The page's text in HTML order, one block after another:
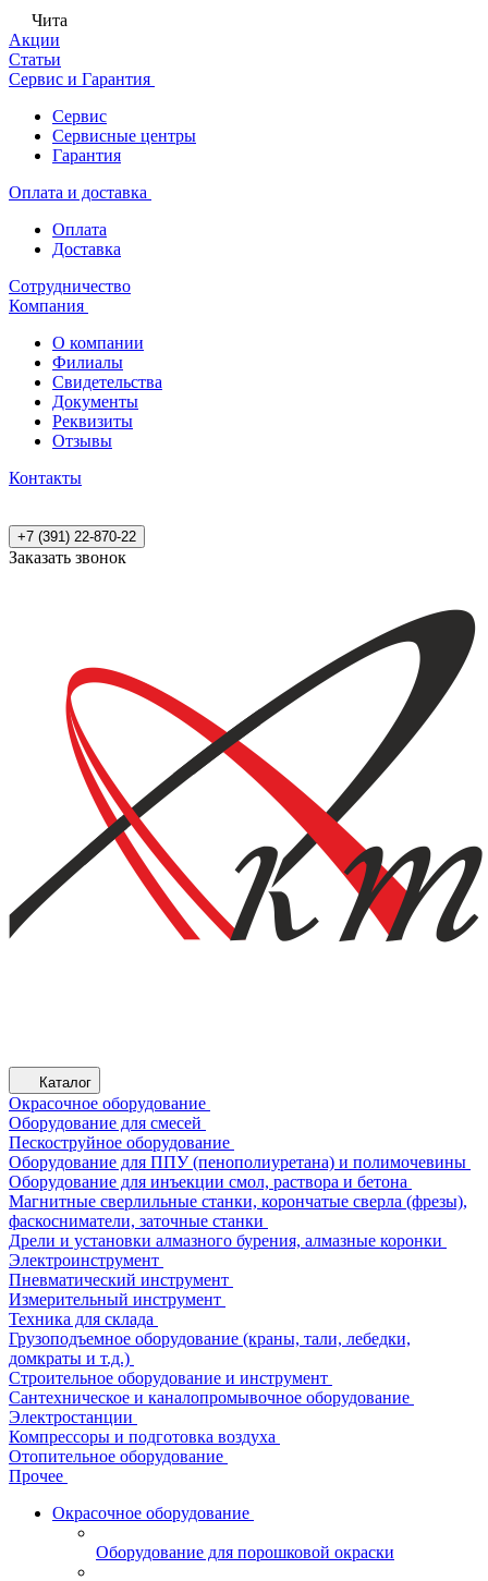
Чита
Акции
Статьи
Сервис и Гарантия
Сервис
Сервисные центры
Гарантия
Оплата и доставка
Оплата
Доставка
Сотрудничество
Компания
О компании
Филиалы
Свидетельства
Документы
Реквизиты
Отзывы
Контакты
+7 (391) 22-870-22
Заказать звонок
Каталог
Окрасочное оборудование
Оборудование для смесей
Пескоструйное оборудование
Оборудование для ППУ (пенополиуретана) и полимочевины
Оборудование для инъекции смол, раствора и бетона
Магнитные сверлильные станки, корончатые сверла (фрезы),
фаскосниматели, заточные станки
Дрели и установки алмазного бурения, алмазные коронки
Электроинструмент
Пневматический инструмент
Измерительный инструмент
Техника для склада
Грузоподъемное оборудование (краны, тали, лебедки,
домкраты и т.д.)
Строительное оборудование и инструмент
Сантехническое и каналопромывочное оборудование
Электростанции
Компрессоры и подготовка воздуха
Отопительное оборудование
Прочее
Окрасочное оборудование
Оборудование для порошковой окраски